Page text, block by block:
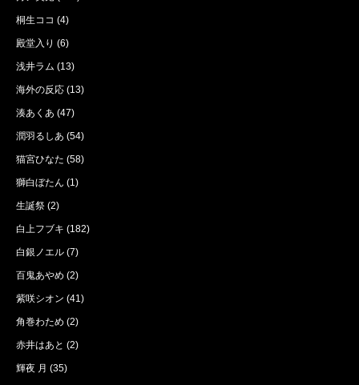
桐生ココ (4)
殿堂入り (6)
浅井ラム (13)
海外の反応 (13)
湊あくあ (47)
潤羽るしあ (54)
猫宮ひなた (58)
獅白ぼたん (1)
生誕祭 (2)
白上フブキ (182)
白銀ノエル (7)
百鬼あやめ (2)
紫咲シオン (41)
角巻わため (2)
赤井はあと (2)
輝夜 月 (35)